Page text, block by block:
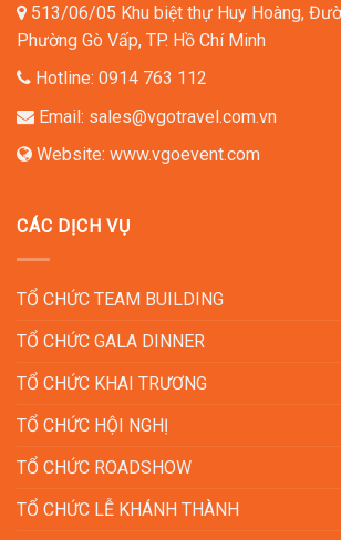
513/06/05 Khu biệt thự Huy Hoàng,
Phường Gò Vấp, TP. Hồ Chí Minh
Hotline: 0914 763 112
Email: sales@vgotravel.com.vn
Website: www.vgoevent.com
CÁC DỊCH VỤ
TỔ CHỨC TEAM BUILDING
TỔ CHỨC GALA DINNER
TỔ CHỨC KHAI TRƯƠNG
TỔ CHỨC HỘI NGHỊ
TỔ CHỨC ROADSHOW
TỔ CHỨC LỄ KHÁNH THÀNH